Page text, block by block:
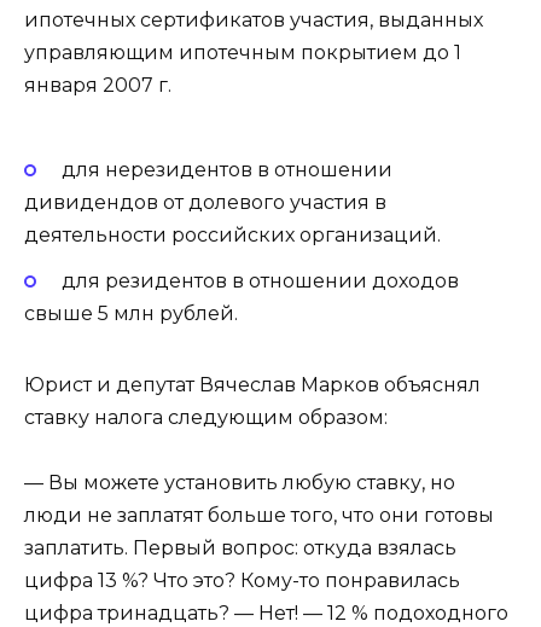
ипотечных сертификатов участия, выданных
управляющим ипотечным покрытием до 1
января 2007 г.
для нерезидентов в отношении
дивидендов от долевого участия в
деятельности российских организаций.
для резидентов в отношении доходов
свыше 5 млн рублей.
Юрист и депутат Вячеслав Марков объяснял
ставку налога следующим образом:
— Вы можете установить любую ставку, но
люди не заплатят больше того, что они готовы
заплатить. Первый вопрос: откуда взялась
цифра 13 %? Что это? Кому-то понравилась
цифра тринадцать? — Нет! — 12 % подоходного